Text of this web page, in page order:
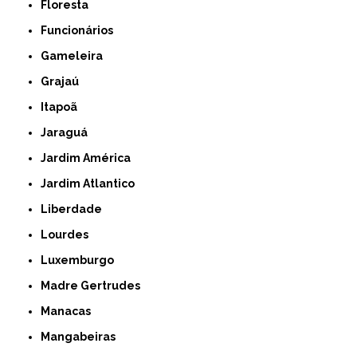
Floresta
Funcionários
Gameleira
Grajaú
Itapoã
Jaraguá
Jardim América
Jardim Atlantico
Liberdade
Lourdes
Luxemburgo
Madre Gertrudes
Manacas
Mangabeiras